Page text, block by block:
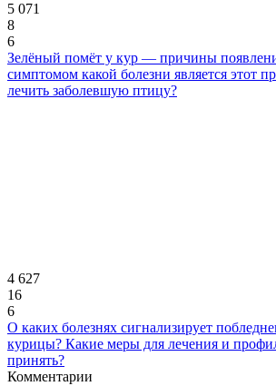
5 071
8
6
Зелёный помёт у кур — причины
симптомом какой болезни является этот
лечить заболевшую птицу?
4 627
16
6
О каких болезнях сигнализирует
курицы? Какие меры для лечения и
принять?
Комментарии